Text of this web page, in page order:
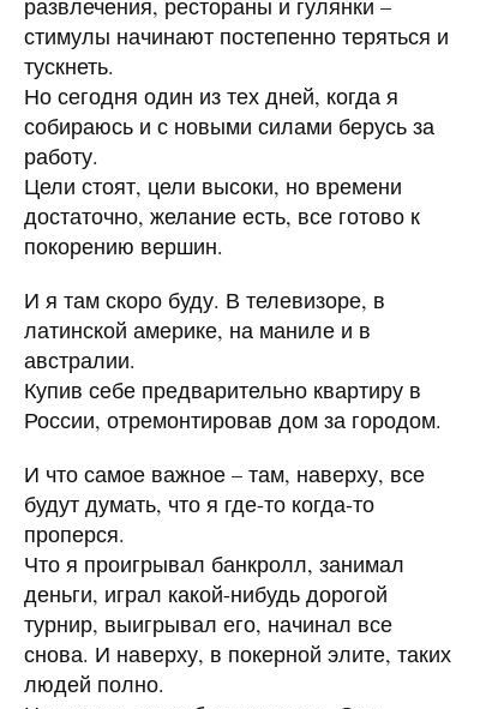
развлечения, рестораны и гулянки –
стимулы начинают постепенно теряться и
тускнеть.
Но сегодня один из тех дней, когда я
собираюсь и с новыми силами берусь за
работу.
Цели стоят, цели высоки, но времени
достаточно, желание есть, все готово к
покорению вершин.
И я там скоро буду. В телевизоре, в
латинской америке, на маниле и в
австралии.
Купив себе предварительно квартиру в
России, отремонтировав дом за городом.
И что самое важное – там, наверху, все
будут думать, что я где-то когда-то
проперся.
Что я проигрывал банкролл, занимал
деньги, играл какой-нибудь дорогой
турнир, выигрывал его, начинал все
снова. И наверху, в покерной элите, таких
людей полно.